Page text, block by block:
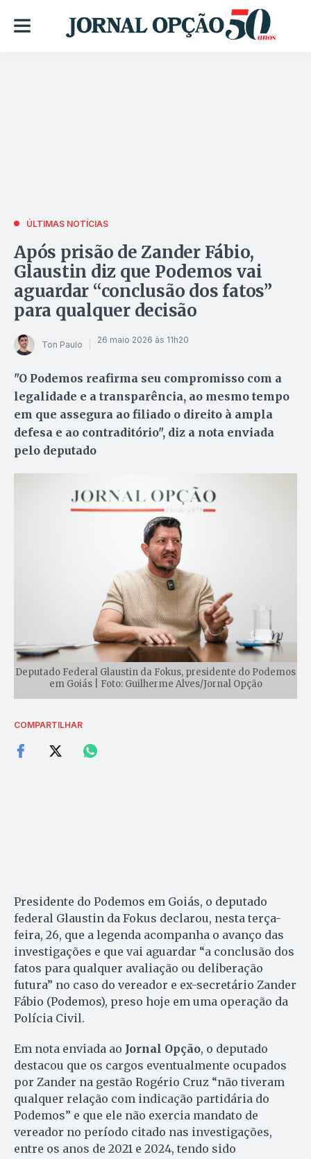
ÚLTIMAS NOTÍCIAS
Após prisão de Zander Fábio,
Glaustin diz que Podemos vai
aguardar “conclusão dos fatos”
para qualquer decisão
Ton Paulo 26 maio 2026 às 11h20
"O Podemos reafirma seu compromisso com a
legalidade e a transparência, ao mesmo tempo
em que assegura ao filiado o direito à ampla
defesa e ao contraditório", diz a nota enviada
pelo deputado
Deputado Federal Glaustin da Fokus, presidente do Podemos
em Goiás | Foto: Guilherme Alves/Jornal Opção
COMPARTILHAR
Presidente do Podemos em Goiás, o deputado
federal Glaustin da Fokus declarou, nesta terça-
feira, 26, que a legenda acompanha o avanço das
investigações e que vai aguardar “a conclusão dos
fatos para qualquer avaliação ou deliberação
futura” no caso do vereador e ex-secretário Zander
Fábio (Podemos), preso hoje em uma operação da
Polícia Civil.
Em nota enviada ao Jornal Opção, o deputado
destacou que os cargos eventualmente ocupados
por Zander na gestão Rogério Cruz “não tiveram
qualquer relação com indicação partidária do
Podemos” e que ele não exercia mandato de
vereador no período citado nas investigações,
entre os anos de 2021 e 2024, tendo sido